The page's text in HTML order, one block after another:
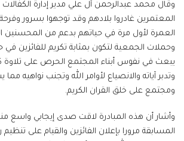
وقال محمد عبدالرحمن آل علي مدير إدارة الكفالات
المعتمرين غادروا بلادهم وقد توجهوا بسرور
العمرة لأول مرة في حياتهم بدعم من المحسنين
وحملات الجمعية لتكون بمثابة تكريم للفائزين
يبعث في نفوس أبناء المجتمع الحرص على تلاوة
وتدبر آياته والانصياع لأوامر الله وتجنب نواهيه
ومجتمع على خلق القران الكريم.
وأشار أن هذه المبادرة لاقت صدى إيجابي واسع
المسابقة مرورا بإعلان الفائزين والقيام على تنظيم